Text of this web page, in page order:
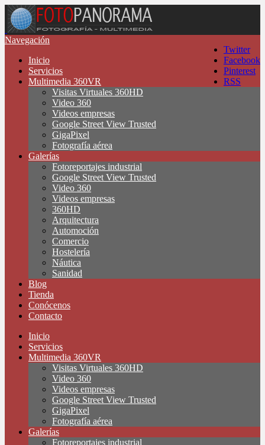
Twitter
Facebook
Pinterest
RSS
Navegación
Inicio
Servicios
Multimedia 360VR
Visitas Virtuales 360HD
Video 360
Videos empresas
Google Street View Trusted
GigaPixel
Fotografía aérea
Galerías
Fotoreportajes industrial
Google Street View Trusted
Video 360
Videos empresas
360HD
Arquitectura
Automoción
Comercio
Hostelería
Náutica
Sanidad
Blog
Tienda
Conócenos
Contacto
Inicio
Servicios
Multimedia 360VR
Visitas Virtuales 360HD
Video 360
Videos empresas
Google Street View Trusted
GigaPixel
Fotografía aérea
Galerías
Fotoreportajes industrial